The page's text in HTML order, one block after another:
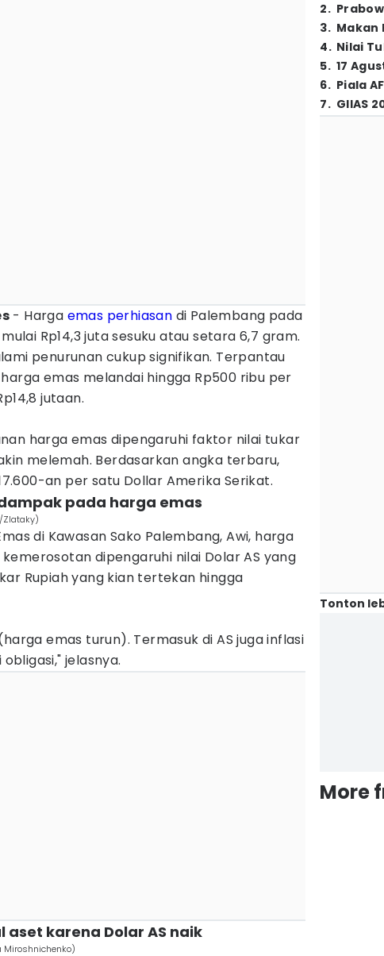
- Harga emas perhiasan di Palembang pada
Rp14,3 juta sesuku atau setara 6,7 gram.
penurunan cukup signifikan. Terpantau
emas melandai hingga Rp500 ribu per
jutaan.
harga emas dipengaruhi faktor nilai tukar
melemah. Berdasarkan angka terbaru,
an per satu Dollar Amerika Serikat.
pada harga emas
di Kawasan Sako Palembang, Awi, harga
dipengaruhi nilai Dolar AS yang
Rupiah yang kian tertekan hingga
emas turun). Termasuk di AS juga inflasi
jelasnya.
aset karena Dolar AS naik
Miroshnichenko)
2.
3. Makan
4. Nilai
5. 17
6. Piala
7. GIIAS
Tonton
More